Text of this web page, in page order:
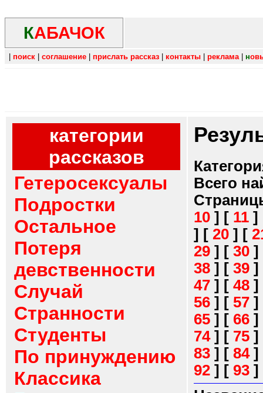
КАБАЧОК
поиск соглашение прислать рассказ контакты реклама| н
категории
рассказов
Гетеросексуалы
Подростки
Остальное
Потеря
девственности
Случай
Странности
Студенты
По принуждению
Классика
Всего
10 ] [ 11 ]
] [ 20 ] [
29 ] [ 30 ]
38 ] [ 39 ]
47 ] [ 48 ]
56 ] [ 57 ]
65 ] [ 66 ]
74] [ 75 ]
83 ] [ 84]
92 ] [ 93 ]